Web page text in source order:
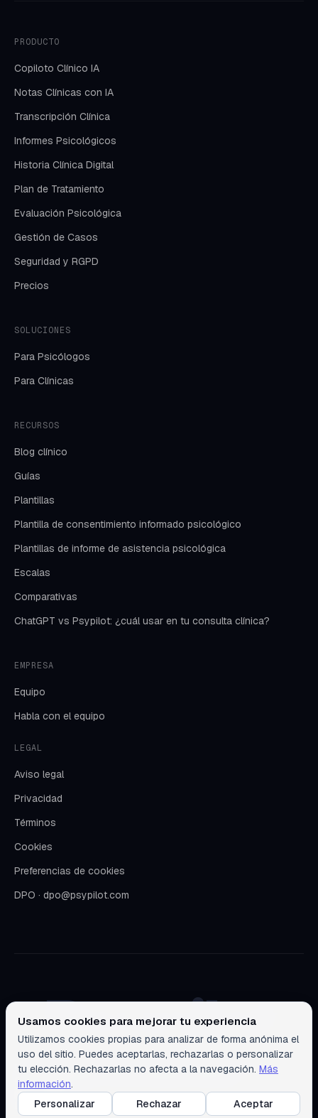
PRODUCTO
Copiloto Clínico IA
Notas Clínicas con IA
Transcripción Clínica
Informes Psicológicos
Historia Clínica Digital
Plan de Tratamiento
Evaluación Psicológica
Gestión de Casos
Seguridad y RGPD
Precios
SOLUCIONES
Para Psicólogos
Para Clínicas
RECURSOS
Blog clínico
Guías
Plantillas
Plantilla de consentimiento informado psicológico
Plantillas de informe de asistencia psicológica
Escalas
Comparativas
ChatGPT vs Psypilot: ¿cuál usar en tu consulta clínica?
EMPRESA
Equipo
Habla con el equipo
LEGAL
Aviso legal
Privacidad
Términos
Cookies
Preferencias de cookies
DPO · dpo@psypilot.com
Psypilot
Psypilot cumple con RGPD y LOPDGDD. Servidores en la UE.
© 2026 Medea Mind. Todos los derechos reservados.
LinkedInInstagram
Usamos cookies para mejorar tu experiencia
Utilizamos cookies propias para analizar de forma anónima el
uso del sitio. Puedes aceptarlas, rechazarlas o personalizar
tu elección. Rechazarlas no afecta a la navegación. Más
información.
Personalizar
Rechazar Aceptar